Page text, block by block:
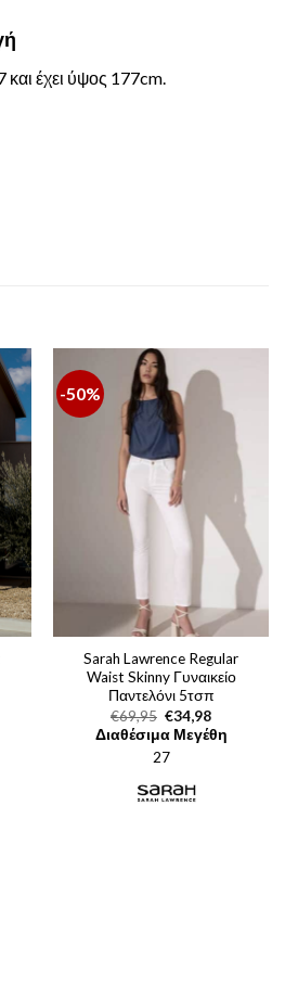
έχει ύψος 177cm.
-50%
Sarah Lawrence Regular
Waist Skinny Γυναικείο
Παντελόνι 5τσπ
€69,95 Original
price
was:
€69,95.
€34,98Η
τρέχουσα
τιμή
Διαθέσιμα Μεγέθη
27